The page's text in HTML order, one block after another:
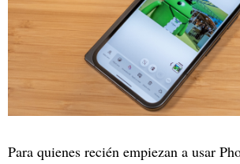
Para quienes recién empiezan a usar